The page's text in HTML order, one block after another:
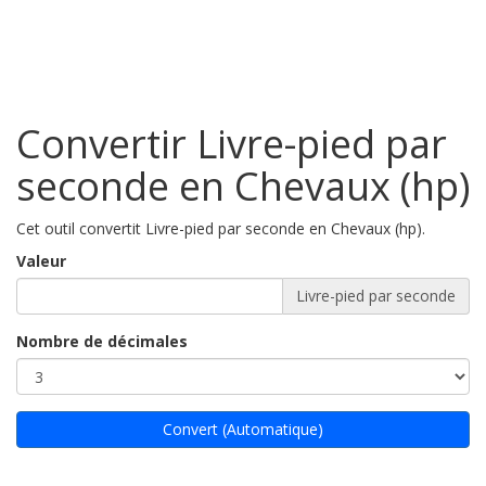
Convertir Livre-pied par
seconde en Chevaux (hp)
Cet outil convertit Livre-pied par seconde en Chevaux (hp).
Valeur
Livre-pied par seconde
Nombre de décimales
Convert (Automatique)